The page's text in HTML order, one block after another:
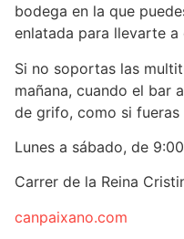
bodega en la que
enlatada para llevarte a
Si no soportas las
mañana, cuando el bar
de grifo, como si fueras
Lunes a sábado, de
Carrer de la Reina
canpaixano.com